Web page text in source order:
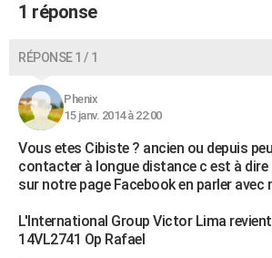
BONS PLANS
CARTE DE VOEUX
Carte de Noël
Carte Bonne année
Carte Saint-Valentin
Carte Pâques
Carte d'anniversaire
DICTIONNAIRE
Dictionnaire
Biographies
Citations
Expressions
Proverbes
PROGRAMME TV
COPAINS D'AVANT
S'inscrire
Se connecter
Lycées
Collèges
Primaires
Universités
Entreprises
Service militaire
Avis de recherche
AVIS DE DÉCÈS
1 réponse
RÉPONSE 1 / 1
Phenix
15 janv. 2014 à 22:00
Vous etes Cibiste ? ancien ou depuis
contacter à longue distance c est à dire
sur notre page Facebook en parler avec
L'International Group Victor Lima
14VL2741 Op Rafael